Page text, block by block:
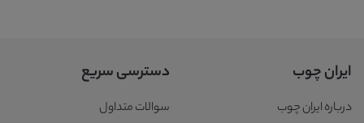
ایران چوب
درباره ایران چوب
دسترسی سریع
سوالات متداول